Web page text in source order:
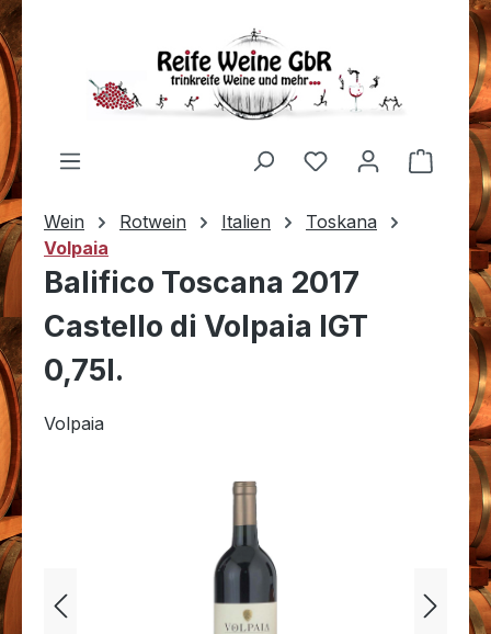
Zum Hauptinhalt springen
Du hast 0
Wein Rotwein Italien
Toskana
Volpaia
Balifico Toscana 2017
Castello di Volpaia IGT
0,75l.
Volpaia
Bildergalerie überspringen